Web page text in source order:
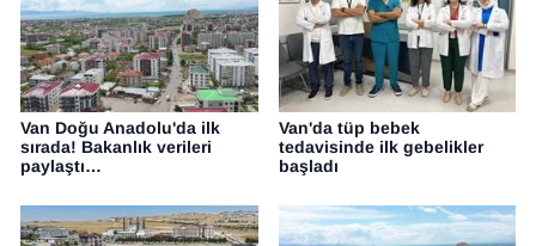
Van Doğu Anadolu'da ilk
sırada! Bakanlık verileri
paylaştı…
Van'da tüp bebek
tedavisinde ilk gebelikler
başladı